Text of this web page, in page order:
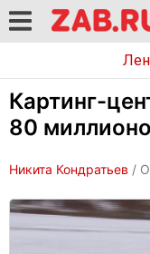
Картинг-
80
Никита Кондратьев /